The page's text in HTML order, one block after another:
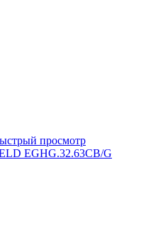
просмотр
EGHG.32.63CB/G